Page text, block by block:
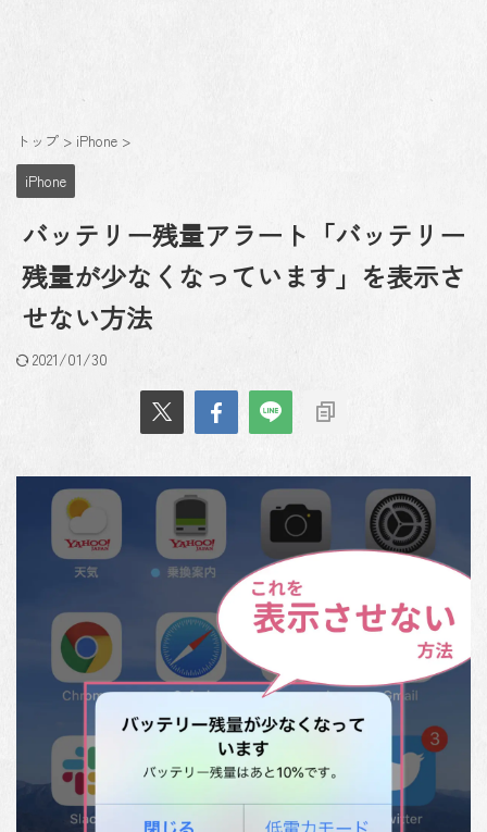
トップ > iPhone >
iPhone
バッテリー残量アラート「バッテリー
残量が少なくなっています」を表示さ
せない方法
2021/01/30